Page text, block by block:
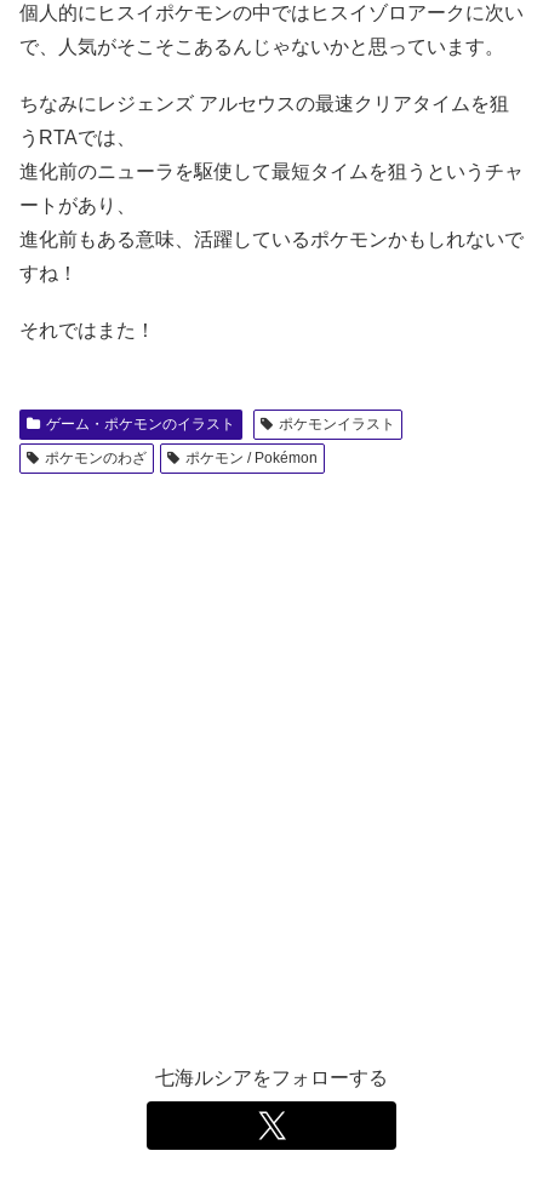
個人的にヒスイポケモンの中ではヒスイゾロアークに次い
で、人気がそこそこあるんじゃないかと思っています。
ちなみにレジェンズ アルセウスの最速クリアタイムを狙
うRTAでは、
進化前のニューラを駆使して最短タイムを狙うというチャ
ートがあり、
進化前もある意味、活躍しているポケモンかもしれないで
すね！
それではまた！
ゲーム・ポケモンのイラスト
ポケモンイラスト
ポケモンのわざ
ポケモン / Pokémon
七海ルシアをフォローする